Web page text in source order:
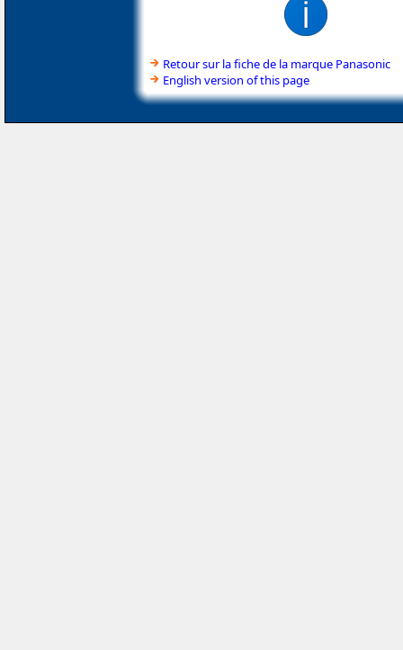
Retour sur la fiche de la marque Panasonic
English version of this page